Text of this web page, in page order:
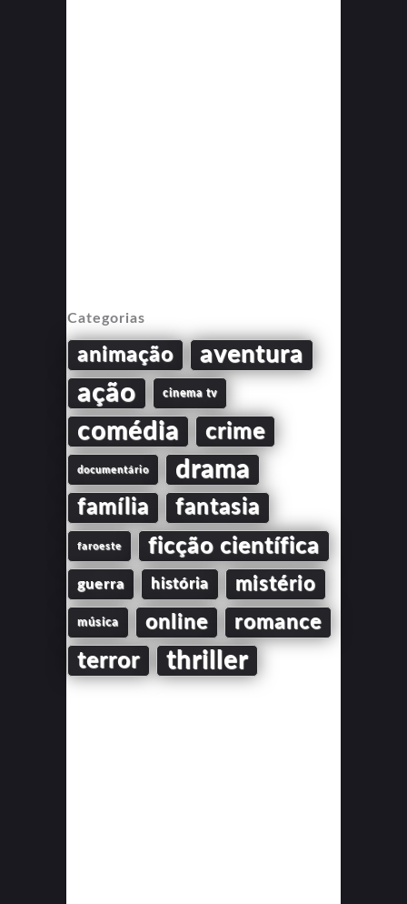
Categorias
animação aventura
ação cinema tv
comédia crime
documentário drama
família fantasia
faroeste ficção científica
guerra história mistério
música online romance
terror thriller